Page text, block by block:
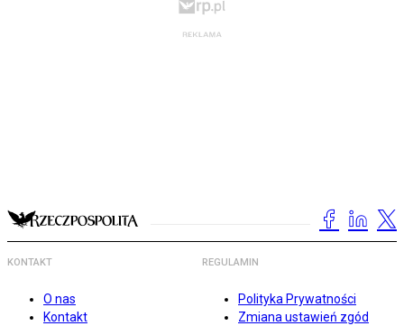
KONTAKT
O nas
Kontakt
REGULAMIN
Polityka Prywatności
Zmiana ustawień zgód